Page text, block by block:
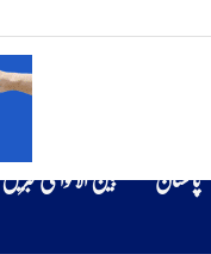
پاکستان بین الاقوامی خبریں